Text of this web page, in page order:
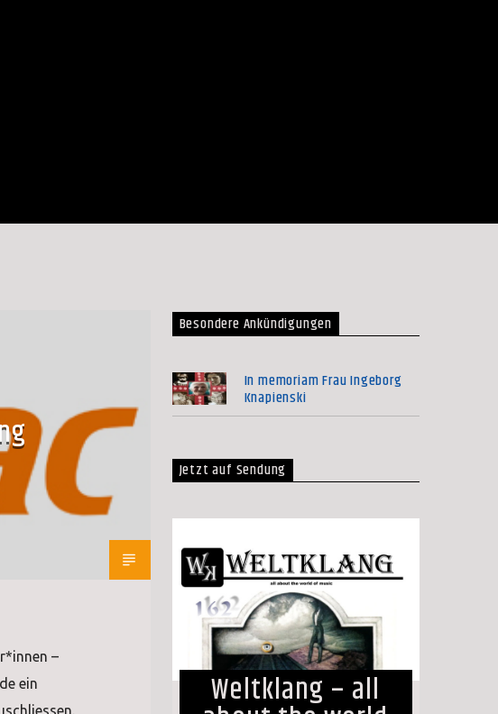
–
ein
Besondere Ankündigungen
In memoriam Frau Ingeborg
Knapienski
Jetzt auf Sendung
Weltklang – all